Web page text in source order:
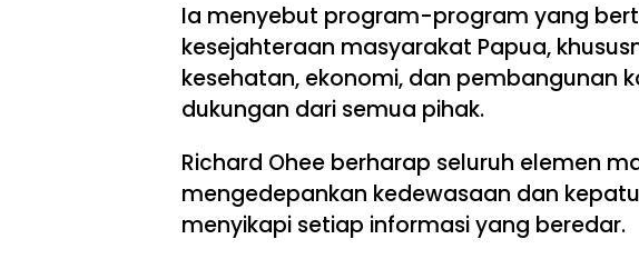
Ia menyebut program-program yang
kesejahteraan masyarakat Papua,
kesehatan, ekonomi, dan pembangunan
dukungan dari semua pihak.
Richard Ohee berharap seluruh elemen
mengedepankan kedewasaan dan
menyikapi setiap informasi yang beredar.